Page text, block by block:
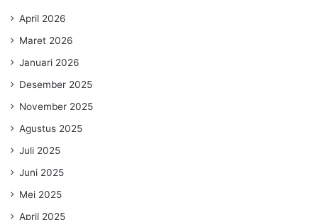
April 2026
Maret 2026
Januari 2026
Desember 2025
November 2025
Agustus 2025
Juli 2025
Juni 2025
Mei 2025
April 2025